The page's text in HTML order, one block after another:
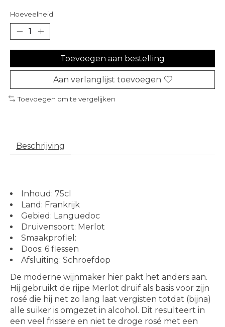
Hoeveelheid:
Toevoegen aan bestelling
Aan verlanglijst toevoegen
Toevoegen om te vergelijken
Beschrijving
Inhoud: 75cl
Land: Frankrijk
Gebied: Languedoc
Druivensoort: Merlot
Smaakprofiel:
Doos: 6 flessen
Afsluiting: Schroefdop
De moderne wijnmaker hier pakt het anders aan.
Hij gebruikt de rijpe Merlot druif als basis voor zijn
rosé die hij net zo lang laat vergisten totdat (bijna)
alle suiker is omgezet in alcohol. Dit resulteert in
een veel frissere en niet te droge rosé met een